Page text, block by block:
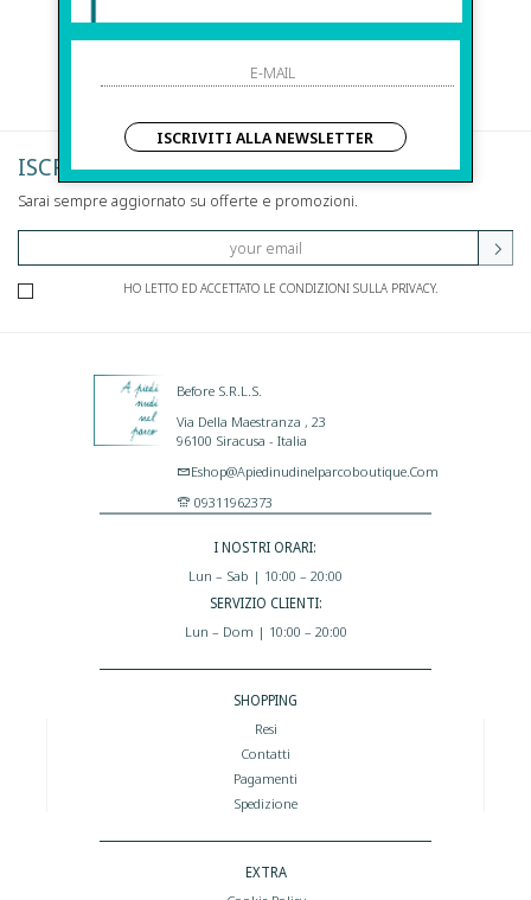
ISCRIVITI ALLA NEWSLETTER
Sarai sempre aggiornato su offerte e promozioni.
HO LETTO ED ACCETTATO LE CONDIZIONI SULLA PRIVACY.
Before S.r.l.s.
Via Della Maestranza , 23
96100 Siracusa - Italia
Eshop@apiedinudinelparcoboutique.com
09311962373
I NOSTRI ORARI:
Lun – Sab | 10:00 – 20:00
SERVIZIO CLIENTI:
Lun – Dom | 10:00 – 20:00
SHOPPING
Resi
Contatti
Pagamenti
Spedizione
EXTRA
ISCRIVITI ALLA NEWSLETTER